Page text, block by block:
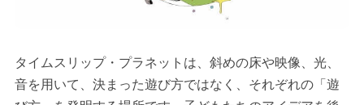
タイムスリップ・プラネットは、斜めの床や映像、光、
音を用いて、決まった遊び方ではなく、それぞれの「遊